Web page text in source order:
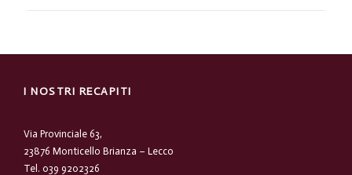
I NOSTRI RECAPITI
Via Provinciale 63,
23876 Monticello Brianza – Lecco
Tel. 039 9202326